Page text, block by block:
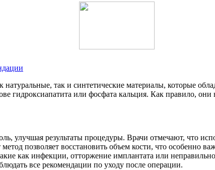
натуральные, так и синтетические материалы, которые
гидроксиапатита или фосфата кальция. Как правило,
улучшая результаты процедуры. Врачи отмечают, что
позволяет восстановить объем кости, что особенно
как инфекции, отторжение имплантата или
все рекомендации по уходу после операции.